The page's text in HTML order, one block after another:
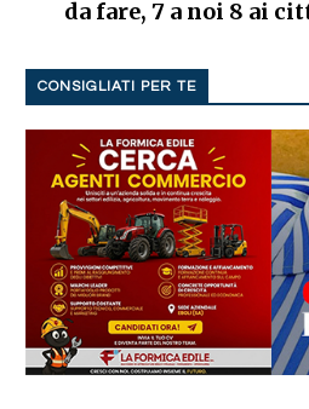
da fare, 7 a noi 8 ai
CONSIGLIATI PER TE